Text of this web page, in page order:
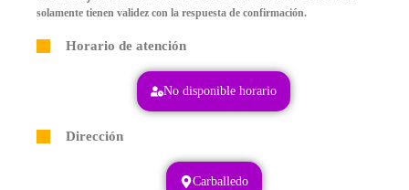
solamente tienen validez con la respuesta de confirmación.
Horario de atención
No disponible horario
Dirección
Carballedo